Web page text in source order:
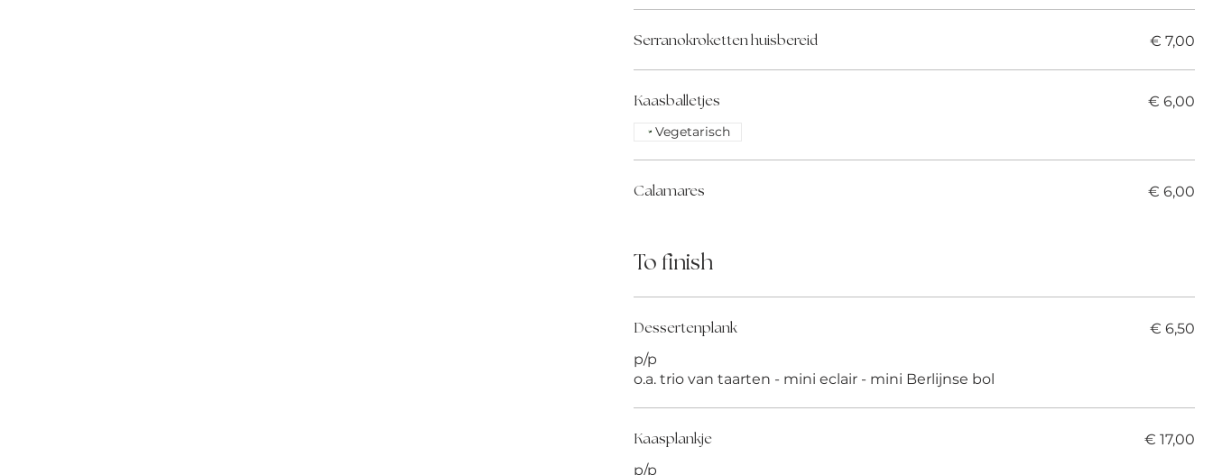
Serranokroketten huisbereid € 7,00
Kaasballetjes € 6,00
Vegetarisch
Calamares € 6,00
To finish
Dessertenplank
p/p
o.a. trio van taarten - mini eclair - mini Berlijnse bol
€ 6,50
Kaasplankje
p/p
€ 17,00